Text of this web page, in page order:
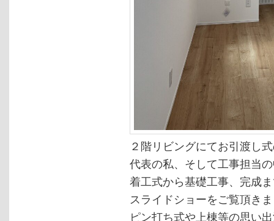
２階リビングにてお引渡し
代表の私、そして工事担当
着工式から基礎工事、完成
スライドショーをご覧頂き
ピン打ち式や上棟等の思い